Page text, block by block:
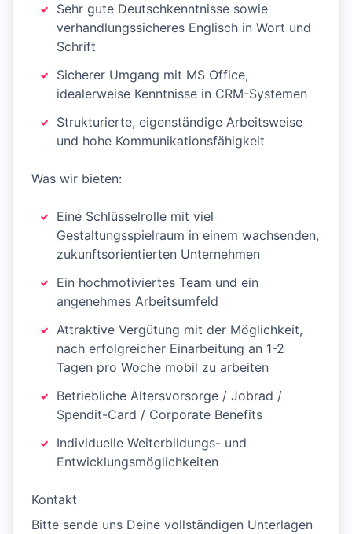
Sehr gute Deutschkenntnisse sowie
verhandlungssicheres Englisch in Wort und
Schrift
Sicherer Umgang mit MS Office,
idealerweise Kenntnisse in CRM-Systemen
Strukturierte, eigenständige Arbeitsweise
und hohe Kommunikationsfähigkeit
Was wir bieten:
Eine Schlüsselrolle mit viel
Gestaltungsspielraum in einem wachsenden,
zukunftsorientierten Unternehmen
Ein hochmotiviertes Team und ein
angenehmes Arbeitsumfeld
Attraktive Vergütung mit der Möglichkeit,
nach erfolgreicher Einarbeitung an 1-2
Tagen pro Woche mobil zu arbeiten
Betriebliche Altersvorsorge / Jobrad /
Spendit-Card / Corporate Benefits
Individuelle Weiterbildungs- und
Entwicklungsmöglichkeiten
Kontakt
Bitte sende uns Deine vollständigen Unterlagen